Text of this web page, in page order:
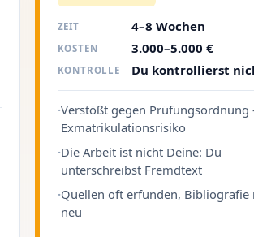
ZEIT 4–8 Wochen
KOSTEN 3.000–5.000 €
KONTROLLE Du kontrollierst
·Verstößt gegen Prüfungsordnung
Exmatrikulationsrisiko
·Die Arbeit ist nicht Deine: Du
unterschreibst Fremdtext
·Quellen oft erfunden, Bibliografie
neu